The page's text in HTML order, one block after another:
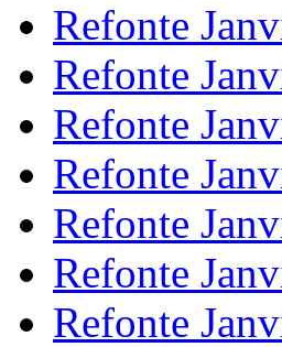
Refonte
Refonte
Refonte
Refonte
Refonte
Refonte
Refonte